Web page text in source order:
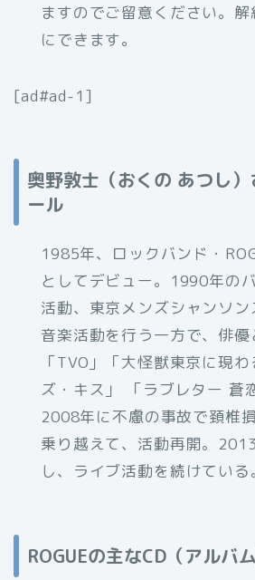
ますのでご留意ください。
にできます。
[ad#ad-1]
奥野敦士（おくの あつし）
ール
1985年、ロックバンド・
としてデビュー。1990年の
活動、東京メンズシャンソ
音楽活動を行う一方で、俳優
「TVO」「大怪獣東京に現
ズ・キス」 「ラブレター 蒼
2008年に不慮の事故で頚椎
乗り越えて、活動再開。
し、ライブ活動を続けている
ROGUEの主なCD（アルバム